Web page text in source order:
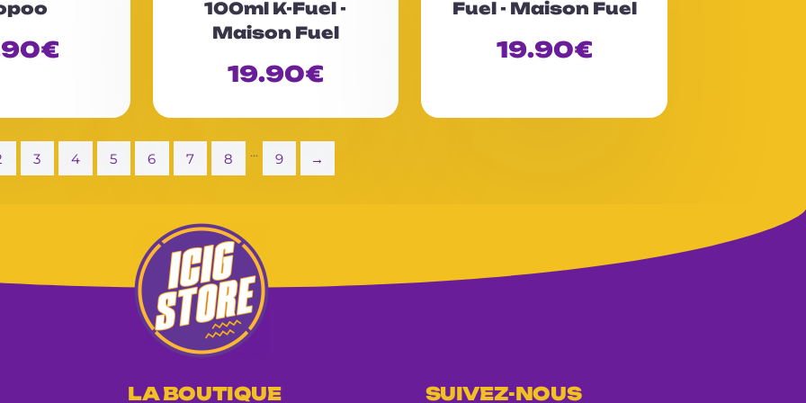
€
e
0
u
100ml K-Fuel -
Maison Fuel
19.90€
e
s
Fuel - Maison Fuel
19.90€
3 4 5 6 7 8 ... 9 →
LA BOUTIQUE SUIVEZ-NOUS